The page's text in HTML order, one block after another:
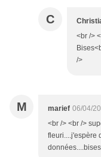
C
<br />
/>
M marief 06/04/
<br /> <br />
fleuri....j'espère